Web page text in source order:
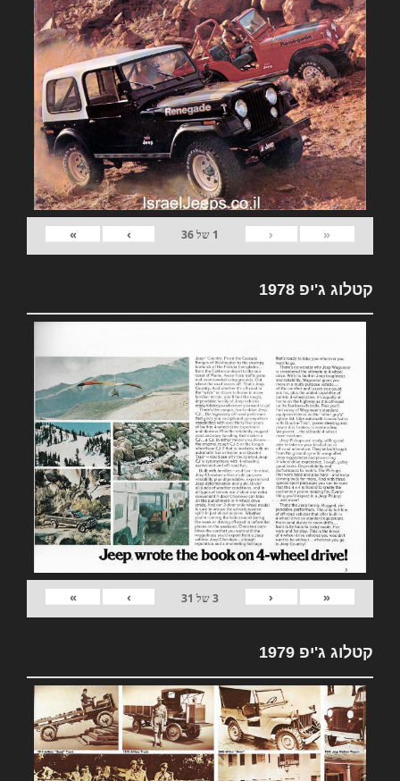
«
‹
1 של36
›
»
קטלוג ג'יפ 1978
«
‹
3של 31
›
»
קטלוג ג'יפ 1979